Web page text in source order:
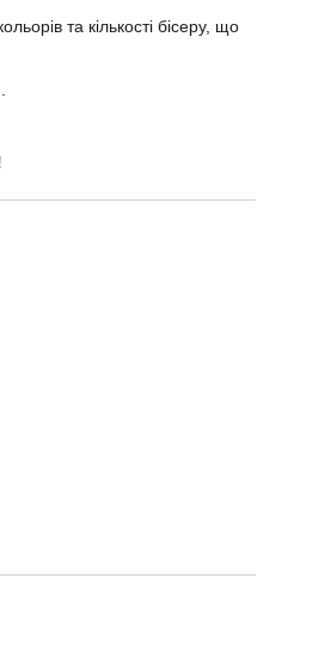
та кількості бісеру, що